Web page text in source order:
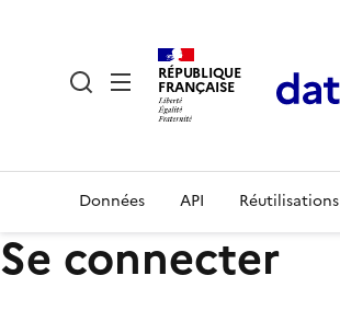
RÉPUBLIQUE
FRANÇAISE
Données API Réutilisations
Se connecter